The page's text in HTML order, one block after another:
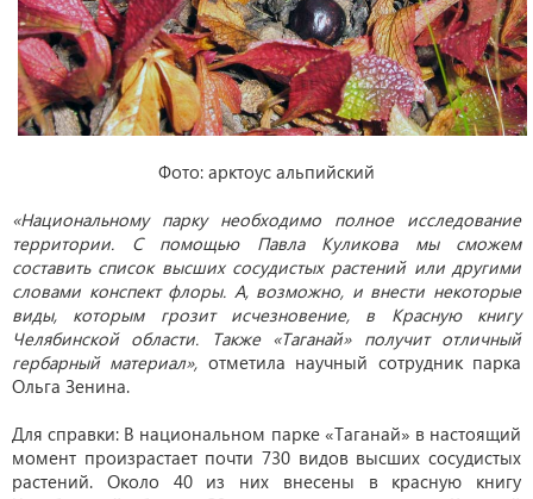
Фото: арктоус альпийский
«Национальному парку необходимо полное исследование
территории. С помощью Павла Куликова мы сможем
составить список высших сосудистых растений или другими
словами конспект флоры. А, возможно, и внести некоторые
виды, которым грозит исчезновение, в Красную книгу
Челябинской области. Также «Таганай» получит отличный
гербарный материал», отметила научный сотрудник парка
Ольга Зенина.
Для справки: В национальном парке «Таганай» в настоящий
момент произрастает почти 730 видов высших сосудистых
растений. Около 40 из них внесены в красную книгу